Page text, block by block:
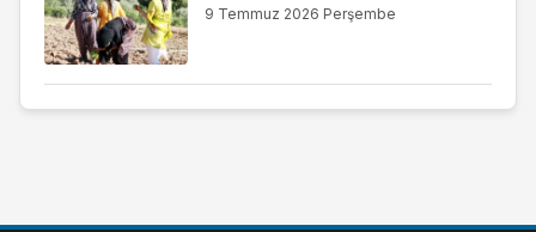
9 Temmuz 2026 Perşembe